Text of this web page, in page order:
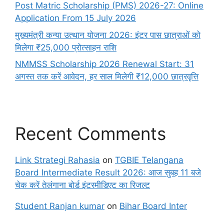
Post Matric Scholarship (PMS) 2026-27: Online
Application From 15 July 2026
मुख्यमंत्री कन्या उत्थान योजना 2026: इंटर पास छात्राओं को
मिलेगा ₹25,000 प्रोत्साहन राशि
NMMSS Scholarship 2026 Renewal Start: 31
अगस्त तक करें आवेदन, हर साल मिलेगी ₹12,000 छात्रवृत्ति
Recent Comments
Link Strategi Rahasia on TGBIE Telangana
Board Intermediate Result 2026: आज सुबह 11 बजे
चेक करें तेलंगाना बोर्ड इंटरमीडिएट का रिजल्ट
Student Ranjan kumar on Bihar Board Inter